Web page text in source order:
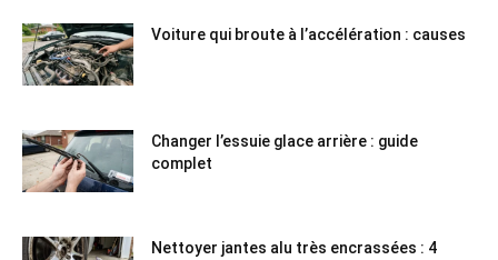
Voiture qui broute à l’accélération : causes
Changer l’essuie glace arrière : guide
complet
Nettoyer jantes alu très encrassées : 4